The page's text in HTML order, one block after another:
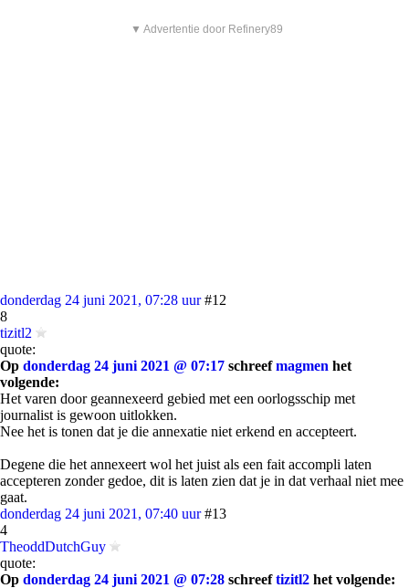
▼ Advertentie door Refinery89
donderdag 24 juni 2021, 07:28 uur #12
8
tizitl2
quote:
Op donderdag 24 juni 2021 @ 07:17 schreefmagmen het
volgende:
Het varen door geannexeerd gebied met een oorlogsschip met
journalist is gewoon uitlokken.
Nee het is tonen dat je die annexatie niet erkend en accepteert.
Degene die het annexeert wol het juist als een fait accompli laten
accepteren zonder gedoe, dit is laten zien dat je in dat verhaal niet mee
gaat.
donderdag 24 juni 2021, 07:40 uur #13
4
TheoddDutchGuy
quote:
Op donderdag 24 juni 2021 @ 07:28 schreeftizitl2 het volgende: